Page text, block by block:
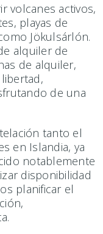
volcanes activos,
playas de
Jökulsárlón.
alquiler de
de alquiler,
de una
tanto el
en Islandia, ya
notablemente
disponibilidad
planificar el